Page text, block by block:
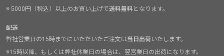
※ 5000円（税込）以上のお買い上げで送料無料となります。
配送
弊社営業日の15時までにいただいたご注文は当日出荷いたします。
※15時以降、もしくは弊社休業日の場合は、翌営業日の出荷になります。